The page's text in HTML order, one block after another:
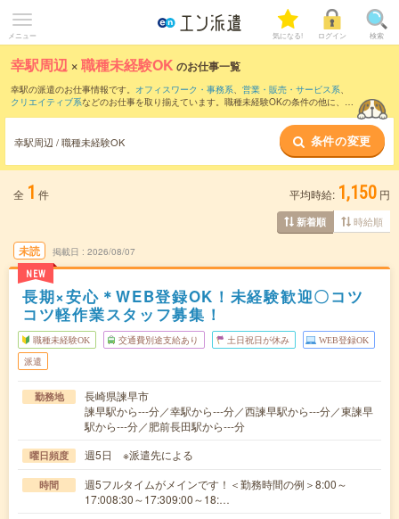
メニュー 気になる! ログイン 検索
幸駅周辺 ×職種未経験OK のお仕事一覧
幸駅の派遣のお仕事情報です。 オフィスワーク・事務系、 営業・販売・サービス系、
クリエイティブ系などのお仕事を取り揃えています。職種未経験OKの条件の他に、 交
幸駅周辺 / 職種未経験OK 条件の変更
全 1 件 平均時給: 1,150 円
新着順 時給順
未読
NEW
掲載日 2026/08/07
長期×安心＊WEB登録OK！未経験歓迎〇コツ
コツ軽作業スタッフ募集！
職種未経験OK 交通費別途支給あり 土日祝日が休み WEB登録OK
派遣
勤務地
長崎県諫早市
諫早駅から---分／幸駅から---分／西諫早駅から---分／東諫早
駅から---分／肥前長田駅から---分
曜日頻度 週5日 ※派遣先による
時間
週5フルタイムがメインです！＜勤務時間の例＞8:00～
17:008:30～17:309:00～18:…